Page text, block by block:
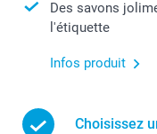
Des savons
l'étiquette
Infos produit
Choisissez